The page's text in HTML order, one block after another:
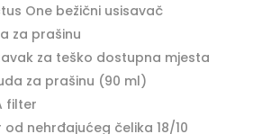
One bežični usisavač
za prašinu
za teško dostupna mjesta
za prašinu (90 ml)
filter
od nehrđajućeg čelika 18/10